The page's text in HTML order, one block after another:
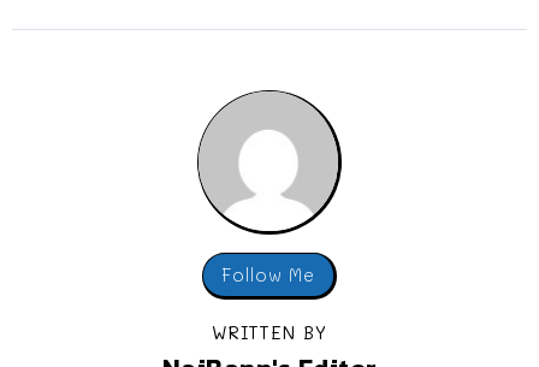
Follow Me
WRITTEN BY